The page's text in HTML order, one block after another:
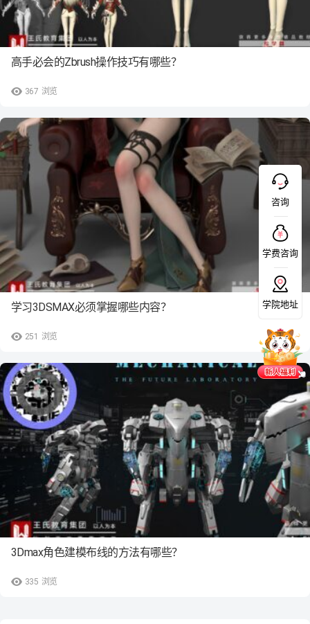
367 浏览
高手必会的Zbrush操作技巧有哪些？
251 浏览
学习3DSMAX必须掌握哪些内容？
335 浏览
3Dmax角色建模布线的方法有哪些？
咨询
学费咨询
学院地址